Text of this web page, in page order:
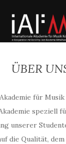
ÜBER
für
speziell
unserer
die Qualität,